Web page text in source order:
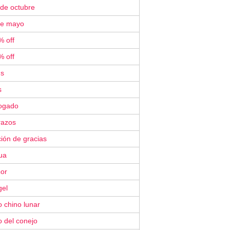
octubre
mayo
off
off
de gracias
chino lunar
del conejo